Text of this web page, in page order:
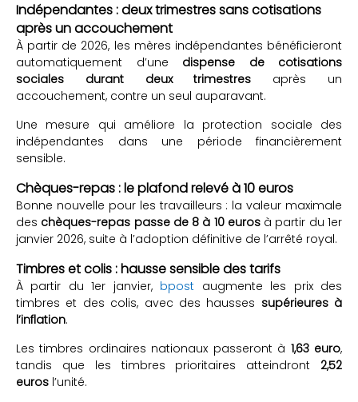
Indépendantes : deux trimestres sans cotisations
après un accouchement
À partir de 2026, les mères indépendantes bénéficieront
automatiquement d’une dispense de cotisations
sociales durant deux trimestres après un
accouchement, contre un seul auparavant.
Une mesure qui améliore la protection sociale des
indépendantes dans une période financièrement
sensible.
Chèques-repas : le plafond relevé à 10 euros
Bonne nouvelle pour les travailleurs : la valeur maximale
des chèques-repas passe de 8 à 10 eurosà partir du 1er
janvier 2026, suite à l’adoption définitive de l’arrêté royal.
Timbres et colis : hausse sensible des tarifs
À partir du 1er janvier, bpost augmente les prix des
timbres et des colis, avec des hausses supérieures à
l’inflation.
Les timbres ordinaires nationaux passeront à 1,63 euro,
tandis que les timbres prioritaires atteindront 2,52
euros l’unité.